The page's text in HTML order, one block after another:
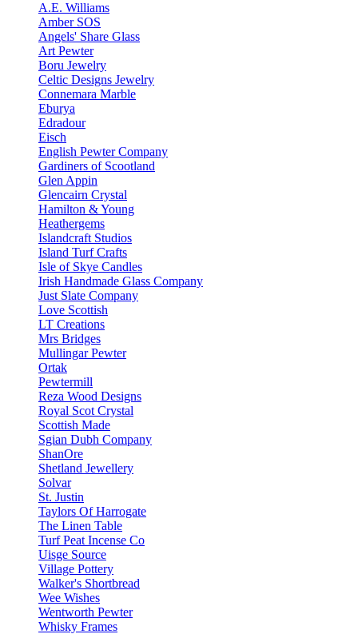
A.E. Williams
Amber SOS
Angels' Share Glass
Art Pewter
Boru Jewelry
Celtic Designs Jewelry
Connemara Marble
Eburya
Edradour
Eisch
English Pewter Company
Gardiners of Scootland
Glen Appin
Glencairn Crystal
Hamilton & Young
Heathergems
Islandcraft Studios
Island Turf Crafts
Isle of Skye Candles
Irish Handmade Glass Company
Just Slate Company
Love Scottish
LT Creations
Mrs Bridges
Mullingar Pewter
Ortak
Pewtermill
Reza Wood Designs
Royal Scot Crystal
Scottish Made
Sgian Dubh Company
ShanOre
Shetland Jewellery
Solvar
St. Justin
Taylors Of Harrogate
The Linen Table
Turf Peat Incense Co
Uisge Source
Village Pottery
Walker's Shortbread
Wee Wishes
Wentworth Pewter
Whisky Frames